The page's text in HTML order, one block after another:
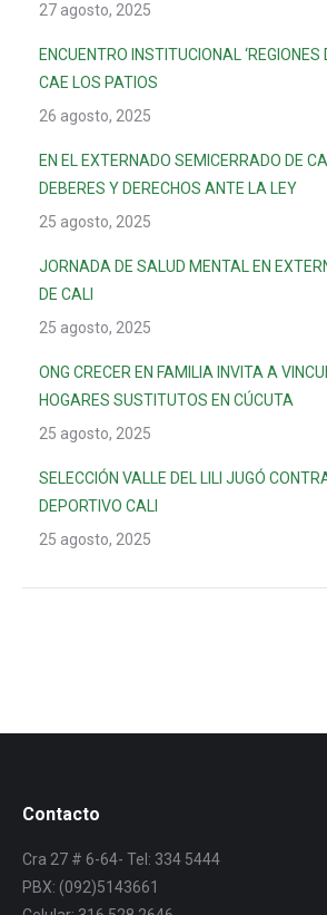
27 agosto, 2025
ENCUENTRO INSTITUCIONAL ‘REGIONES
CAE LOS PATIOS
26 agosto, 2025
EN EL EXTERNADO SEMICERRADO DE
DEBERES Y DERECHOS ANTE LA LEY
25 agosto, 2025
JORNADA DE SALUD MENTAL EN
DE CALI
25 agosto, 2025
ONG CRECER EN FAMILIA INVITA A
HOGARES SUSTITUTOS EN CÚCUTA
25 agosto, 2025
SELECCIÓN VALLE DEL LILI JUGÓ
DEPORTIVO CALI
25 agosto, 2025
Contacto
Cra 27 # 6-64- Tel: 334 5444
PBX: (092)5143661